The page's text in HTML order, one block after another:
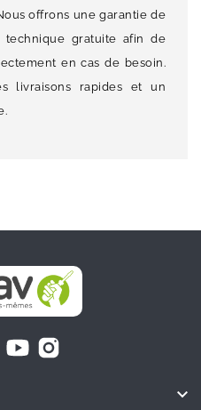
offrons une garantie de
technique gratuite afin de
en cas de besoin.
livraisons rapides et un
